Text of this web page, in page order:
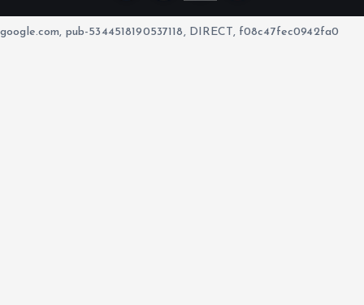
google.com, pub-5344518190537118, DIRECT, f08c47fec0942fa0